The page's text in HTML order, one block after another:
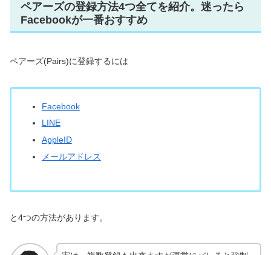
ペアーズの登録方法4つ全てを紹介。迷ったら
Facebookが一番おすすめ
ペアーズ(Pairs)に登録するには
Facebook
LINE
AppleID
メールアドレス
と4つの方法があります。